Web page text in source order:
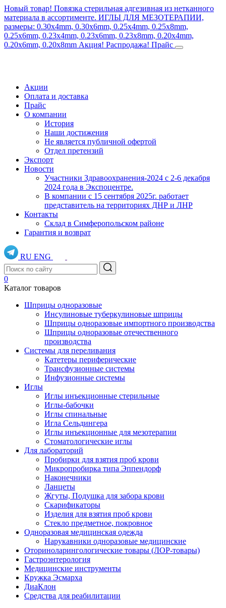
Новый товар! Повязка стерильная адгезивная из нетканного
материала в ассортименте. ИГЛЫ ДЛЯ МЕЗОТЕРАПИИ,
размеры: 0.30x4mm, 0.30x6mm, 0.25x4mm, 0.25x8mm,
0.25x6mm, 0.23x4mm, 0.23x6mm, 0.23x8mm, 0.20x4mm,
0.20x6mm, 0.20x8mm Акция! Распродажа! Прайс
Акции
Оплата и доставка
Прайс
О компании
История
Наши достижения
Не является публичной офертой
Отдел претензий
Экспорт
Новости
Участники Здравоохранения-2024 с 2-6 декабря
2024 года в Экспоцентре.
В компании с 15 сентября 2025г. работает
представитель на территориях ДНР и ЛНР
Контакты
Склад в Симферопольском районе
Гарантия и возврат
RU ENG
0
Каталог товаров
Шприцы одноразовые
Инсулиновые туберкулиновые шприцы
Шприцы одноразовые импортного производства
Шприцы одноразовые отечественного
производства
Системы для переливания
Катетеры периферические
Трансфузионные системы
Инфузионные системы
Иглы
Иглы инъекционные стерильные
Иглы-бабочки
Иглы спинальные
Игла Сельдингера
Иглы инъекционные для мезотерапии
Стоматологические иглы
Для лабораторий
Пробирки для взятия проб крови
Микропробирка типа Эппендорф
Наконечники
Ланцеты
Жгуты, Подушка для забора крови
Скарификаторы
Изделия для взятия проб крови
Стекло предметное, покровное
Одноразовая медицинская одежда
Нарукавники одноразовые медицинские
Оториноларингологические товары (ЛОР-товары)
Гастроэнтерология
Медицинские инструменты
Кружка Эсмарха
ДиаКлон
Средства для реабилитации